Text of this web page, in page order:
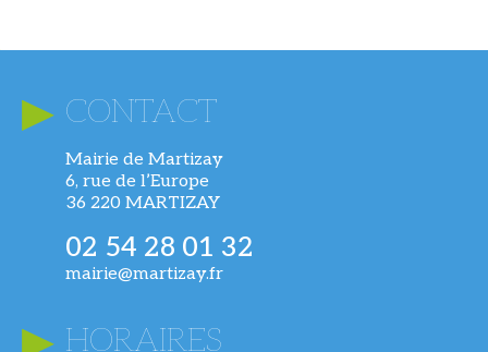
CONTACT
Mairie de Martizay
6, rue de l’Europe
36 220 MARTIZAY
02 54 28 01 32
mairie@martizay.fr
HORAIRES